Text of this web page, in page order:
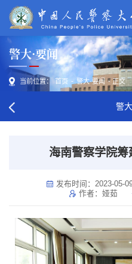
警大·要闻
当前位置： 首页 - 警大·要闻 - 正文
警
海南警察学院
发布时间：2023-05-
作者：娅茹